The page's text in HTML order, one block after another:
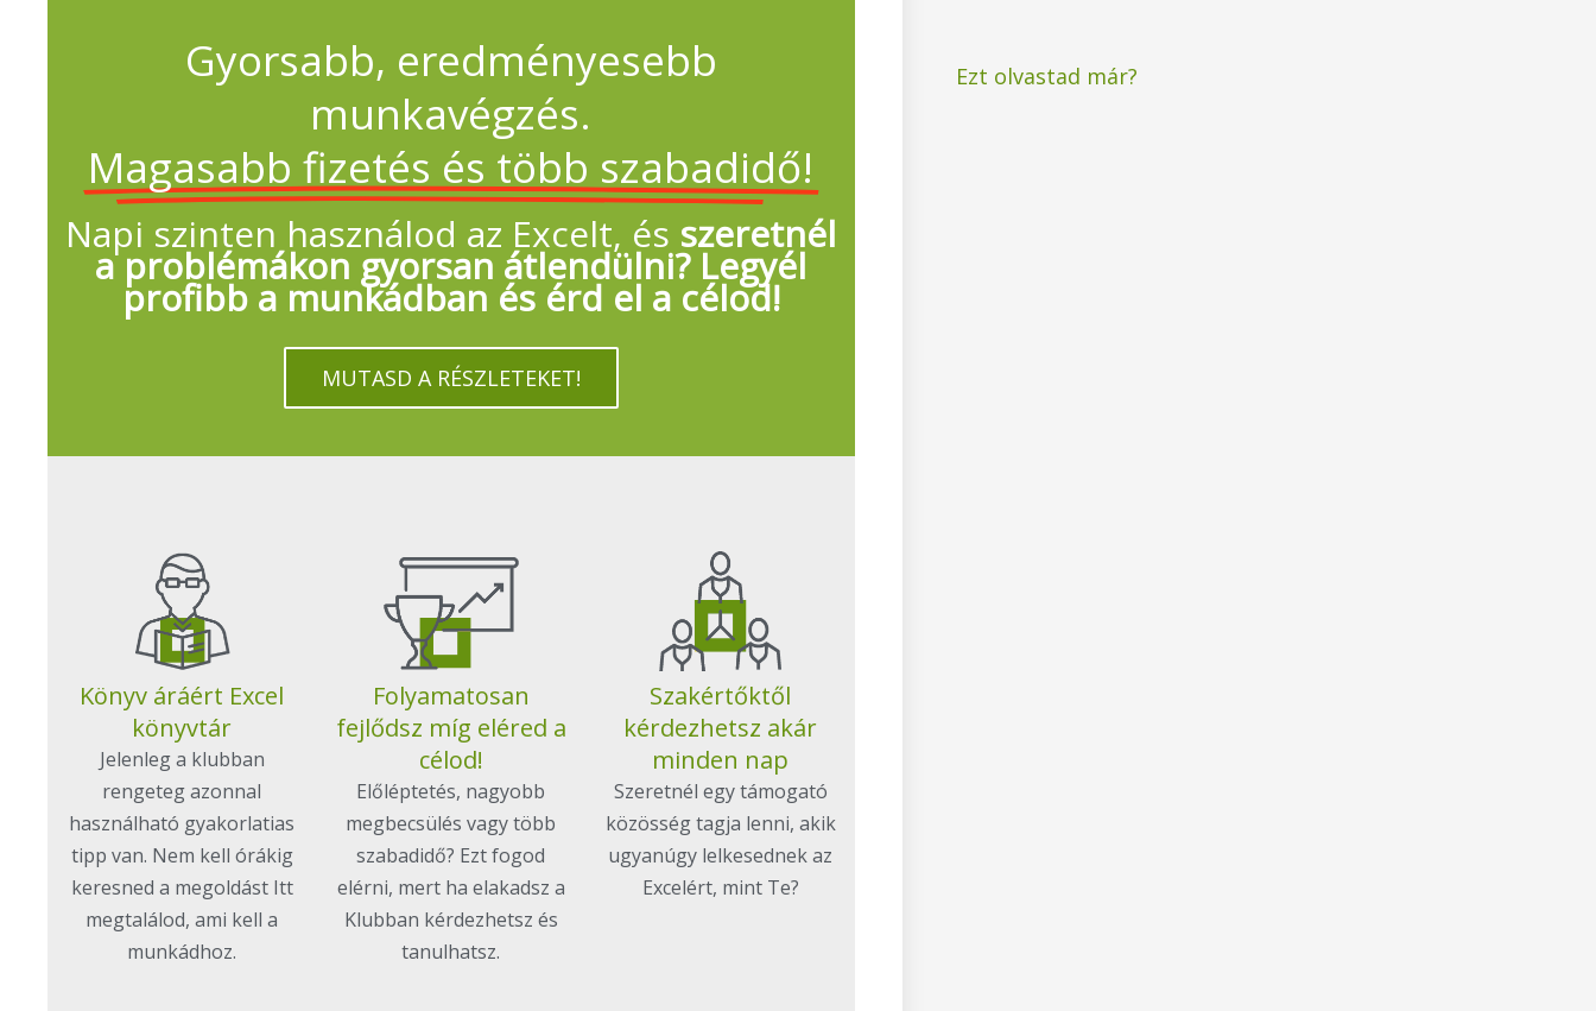
Gyorsabb, eredményesebb
munkavégzés.
Magasabb fizetés és több szabadidő!
Napi szinten használod az Excelt, és szeretnél
a problémákon gyorsan átlendülni? Legyél
profibb a munkádban és érd el a célod!
MUTASD A RÉSZLETEKET!
Könyv áráért Excel
könyvtár
Jelenleg a klubban
rengeteg azonnal
használható gyakorlatias
tipp van. Nem kell órákig
keresned a megoldást Itt
megtalálod, ami kell a
munkádhoz.
Folyamatosan
fejlődsz míg eléred a
célod!
Előléptetés, nagyobb
megbecsülés vagy több
szabadidő? Ezt fogod
elérni, mert ha elakadsz a
Klubban kérdezhetsz és
tanulhatsz.
Szakértőktől
kérdezhetsz akár
minden nap
Szeretnél egy támogató
közösség tagja lenni, akik
ugyanúgy lelkesednek az
Excelért, mint Te?
Ezt olvastad már?